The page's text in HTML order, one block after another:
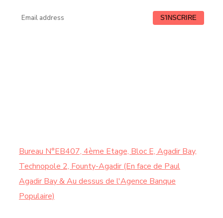
Bureau N°EB407, 4ème Etage, Bloc E, Agadir Bay,
Technopole 2, Founty-Agadir (En face de Paul
Agadir Bay & Au dessus de l'Agence Banque
Populaire)